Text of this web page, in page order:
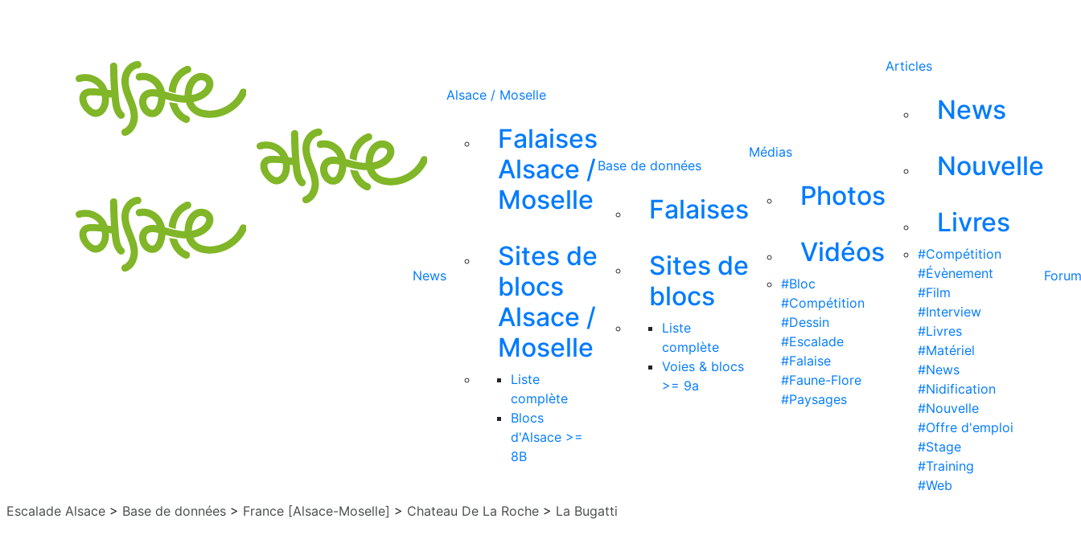
News
Alsace / Moselle
Falaises
Alsace /
Moselle
Sites de
blocs
Alsace /
Moselle
Liste
complète
Blocs
d'Alsace >=
8B
Base de données
Falaises
Sites de
blocs
Liste
complète
Voies & blocs
>= 9a
Médias
Photos
Vidéos
#Bloc
#Compétition
#Dessin
#Escalade
#Falaise
#Faune-Flore
#Paysages
Articles
News
Nouvelle
Livres
#Compétition
#Évènement
#Film
#Interview
#Livres
#Matériel
#News
#Nidification
#Nouvelle
#Offre d'emploi
#Stage
#Training
#Web
Forum
Escalade Alsace > Base de données > France [Alsace-Moselle] > Chateau De La Roche > La Bugatti